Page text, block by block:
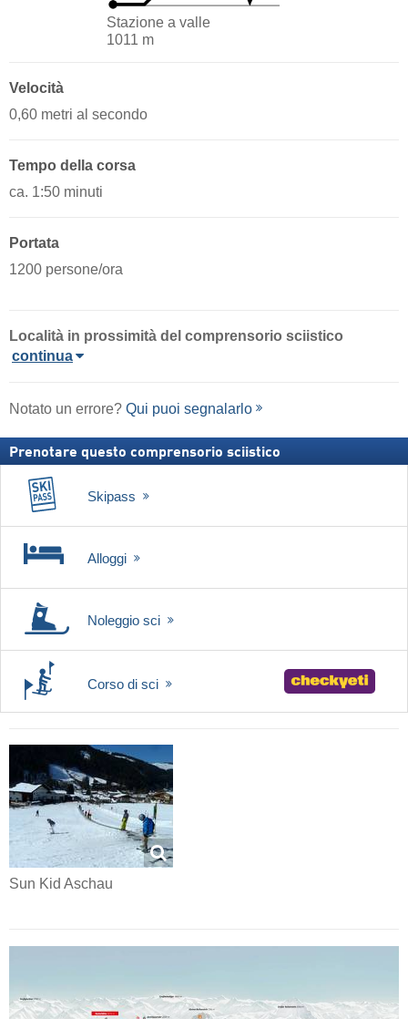
Stazione a valle
1011 m
Velocità
0,60 metri al secondo
Tempo della corsa
ca. 1:50 minuti
Portata
1200 persone/ora
Località in prossimità del comprensorio sciistico
continua
Notato un errore? Qui puoi segnalarlo
Prenotare questo comprensorio sciistico
Skipass
Alloggi
Noleggio sci
Corso di sci
Sun Kid Aschau